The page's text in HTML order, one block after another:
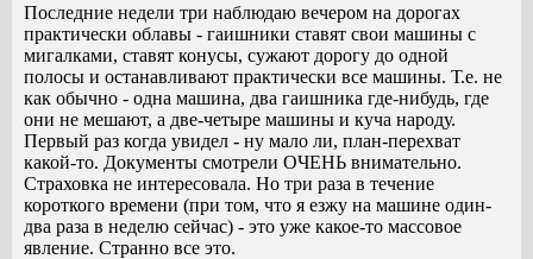
Последние недели три наблюдаю вечером на дорогах
практически облавы - гаишники ставят свои машины с
мигалками, ставят конусы, сужают дорогу до одной
полосы и останавливают практически все машины. Т.е. не
как обычно - одна машина, два гаишника где-нибудь, где
они не мешают, а две-четыре машины и куча народу.
Первый раз когда увидел - ну мало ли, план-перехват
какой-то. Документы смотрели ОЧЕНЬ внимательно.
Страховка не интересовала. Но три раза в течение
короткого времени (при том, что я езжу на машине один-
два раза в неделю сейчас) - это уже какое-то массовое
явление. Странно все это.